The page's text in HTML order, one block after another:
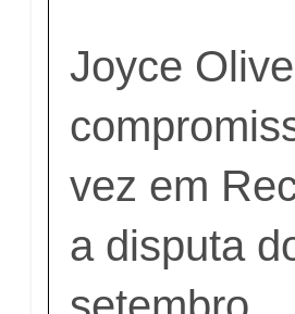
Joyce
vez em
a disputa